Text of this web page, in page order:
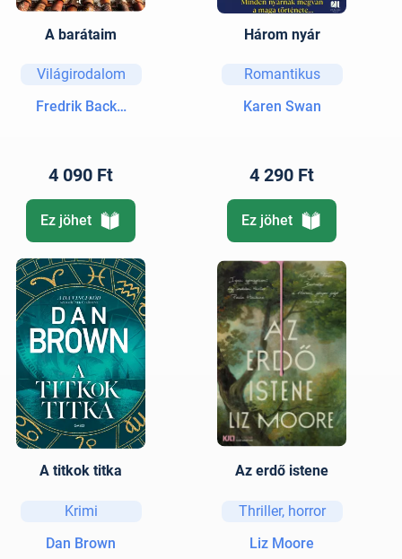
A barátaim
Világirodalom
Fredrik Backman
4 090 Ft
Ez jöhet
Három nyár
Romantikus
Karen Swan
4 290 Ft
Ez jöhet
A titkok titka
Krimi
Dan Brown
Az erdő istene
Thriller, horror
Liz Moore